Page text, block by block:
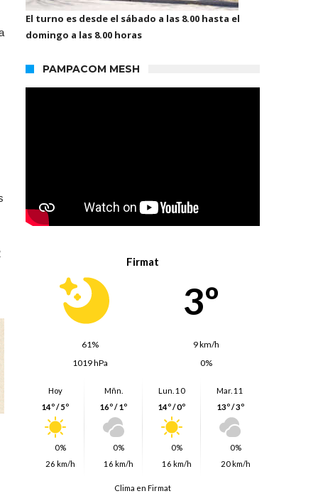
El turno es desde el sábado a las 8.00 hasta el
domingo a las 8.00 horas
PAMPACOM MESH
Firmat
3º
61%
9 km/h
1019 hPa
0%
Hoy
14º / 5º
0%
26 km/h
Mñn.
16º / 1º
0%
16 km/h
Lun. 10
14º / 0º
0%
16 km/h
Mar. 11
13º / 3º
0%
20 km/h
Clima en Firmat